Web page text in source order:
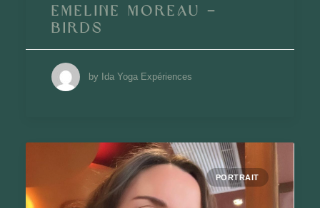
Emeline Moreau –
Birds
by Ida Yoga Expériences
PORTRAIT